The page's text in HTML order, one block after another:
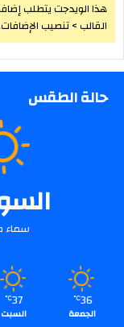
هذا الويدجت يتطلب
القالب > تنصيب
حالة الطقس
سماء
36
℃
الجمعة
37
℃
السبت